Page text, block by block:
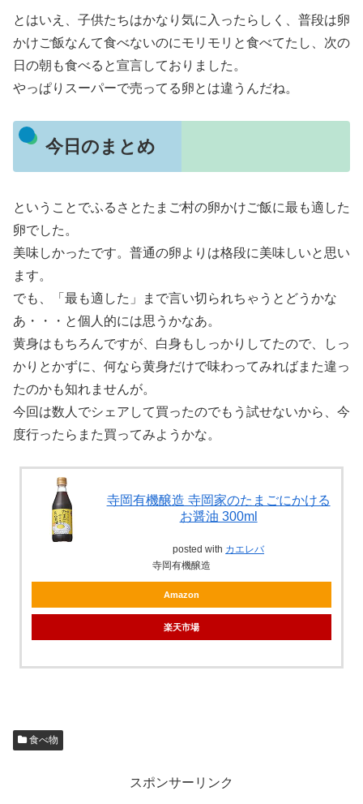
とはいえ、子供たちはかなり気に入ったらしく、普段は卵
かけご飯なんて食べないのにモリモリと食べてたし、次の
日の朝も食べると宣言しておりました。
やっぱりスーパーで売ってる卵とは違うんだね。
今日のまとめ
ということでふるさとたまご村の卵かけご飯に最も適した
卵でした。
美味しかったです。普通の卵よりは格段に美味しいと思い
ます。
でも、「最も適した」まで言い切られちゃうとどうかな
あ・・・と個人的には思うかなあ。
黄身はもちろんですが、白身もしっかりしてたので、しっ
かりとかずに、何なら黄身だけで味わってみればまた違っ
たのかも知れませんが。
今回は数人でシェアして買ったのでもう試せないから、今
度行ったらまた買ってみようかな。
寺岡有機醸造 寺岡家のたまごにかける
お醤油 300ml
posted with カエレバ
寺岡有機醸造
Amazon
楽天市場
食べ物
スポンサーリンク